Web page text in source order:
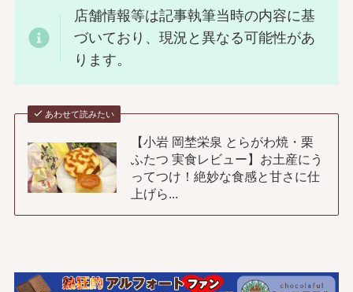
店舗情報等は記事執筆当時の内容に基
づいており、現況と異なる可能性があ
ります。
あわせて読みたい
【小岩 岡埜栄泉 とらがわ焼・栗
ふたつ 実食レビュー】お土産にう
ってつけ！絶妙な食感と甘さに仕
上げら...